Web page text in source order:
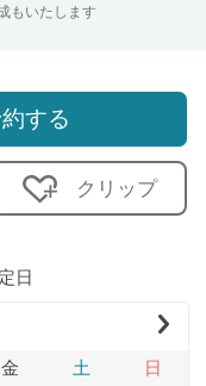
もいたします
する
クリップ
日
Ne
金 土 日